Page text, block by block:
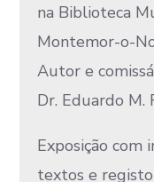
na Biblioteca
Montemor-o-
Autor e
Dr. Eduardo M.
Exposição com
textos e registo